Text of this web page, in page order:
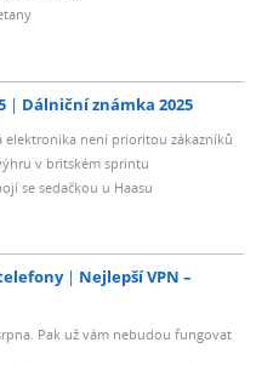
Dálniční známka 2025
elektronika není prioritou zákazníků
v britském sprintu
se sedačkou u Haasu
Nejlepší VPN –
Pak už vám nebudou fungovat